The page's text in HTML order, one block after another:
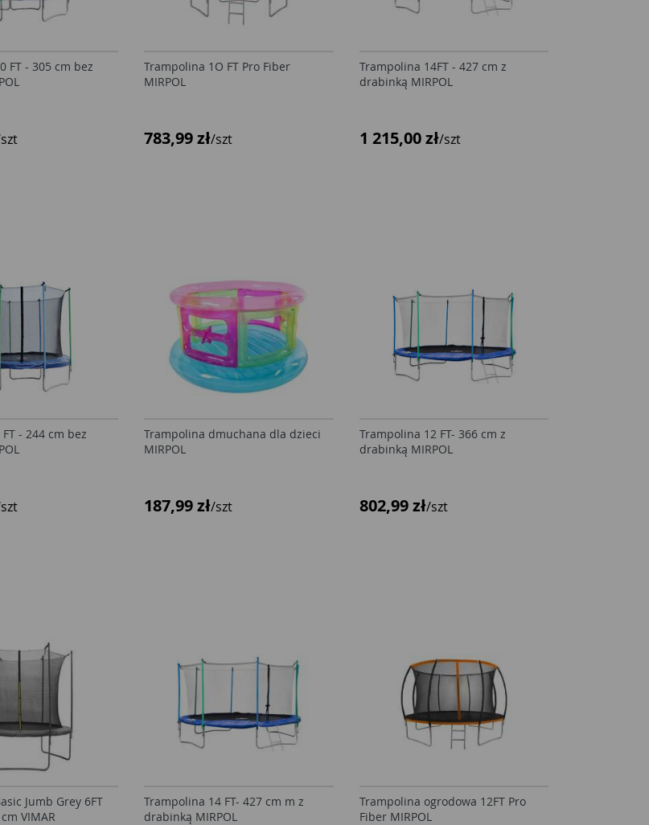
FT - 305 cm bez
Trampolina 1O FT Pro Fiber
MIRPOL
783,99 zł/szt
Trampolina 14FT - 427 cm z
drabinką MIRPOL
1 215,00 zł/szt
- 244 cm bez
Trampolina dmuchana dla dzieci
MIRPOL
187,99 zł/szt
Trampolina 12 FT- 366 cm z
drabinką MIRPOL
802,99 zł/szt
Jumb Grey 6FT
VIMAR
Trampolina 14 FT- 427 cm m z
drabinką MIRPOL
Trampolina ogrodowa 12FT Pro
Fiber MIRPOL